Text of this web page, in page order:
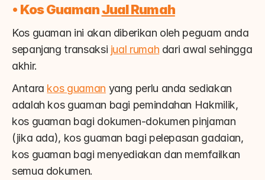
• Kos Guaman Jual Rumah
Kos guaman ini akan diberikan oleh peguam anda
sepanjang transaksi jual rumah dari awal sehingga
akhir.
Antara kos guaman yang perlu anda sediakan
adalah kos guaman bagi pemindahan Hakmilik,
kos guaman bagi dokumen-dokumen pinjaman
(jika ada), kos guaman bagi pelepasan gadaian,
kos guaman bagi menyediakan dan memfailkan
semua dokumen.